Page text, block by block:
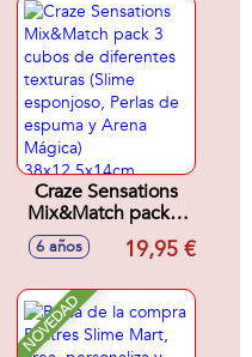
Craze Sensations
Mix&Match pack 3
cubos de
diferentes texturas
Perlas de espuma y
Arena Mágica)
38x12,5x14cm
6 años 19,95 €
NOVEDAD